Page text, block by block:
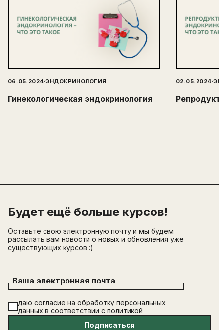
06.05.2024·ЭНДОКРИНОЛОГИЯ
Гинекологическая эндокринология
02.05.2024·
Будет ещё больше курсов!
Оставьте свою электронную почту и мы будем
рассылать вам новости о новых и обновления уже
существующих курсов :)
Ваша электронная почта
даю согласие на обработку персональных
данных в соответствии с политикой
Подписаться